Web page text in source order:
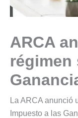
ARCA
La ARCA anunció
Impuesto a las